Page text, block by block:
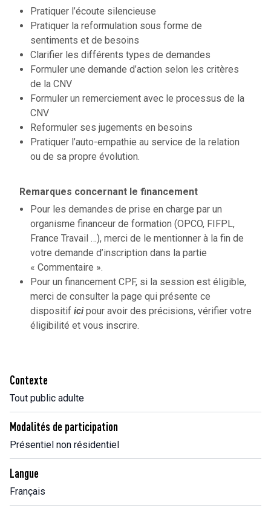
Contexte
Tout public adulte
Modalités de participation
Présentiel non résidentiel
Langue
Français
Pratiquer l’écoute silencieuse
Pratiquer la reformulation sous forme de
sentiments et de besoins
Clarifier les différents types de demandes
Formuler une demande d’action selon les critères
de la CNV
Formuler un remerciement avec le processus de la
CNV
Reformuler ses jugements en besoins
Pratiquer l’auto-empathie au service de la relation
ou de sa propre évolution.
Remarques concernant le financement
Pour les demandes de prise en charge par un
organisme financeur de formation (OPCO, FIFPL,
France Travail …), merci de le mentionner à la fin de
votre demande d’inscription dans la partie
« Commentaire ».
Pour un financement CPF, si la session est éligible,
merci de consulter la page qui présente ce
dispositif icipour avoir des précisions, vérifier votre
éligibilité et vous inscrire.